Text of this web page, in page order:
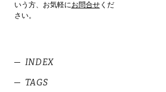
いう方、お気軽にお問合せくだ
さい。
INDEX
1行きたいビストロの空席状況
TAGS